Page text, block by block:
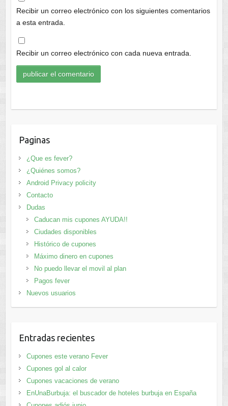
Recibir un correo electrónico con los siguientes comentarios
a esta entrada.
Recibir un correo electrónico con cada nueva entrada.
Paginas
¿Que es fever?
¿Quiénes somos?
Android Privacy policity
Contacto
Dudas
Caducan mis cupones AYUDA!!
Ciudades disponibles
Histórico de cupones
Máximo dinero en cupones
No puedo llevar el movil al plan
Pagos fever
Nuevos usuarios
Entradas recientes
Cupones este verano Fever
Cupones gol al calor
Cupones vacaciones de verano
EnUnaBurbuja: el buscador de hoteles burbuja en España